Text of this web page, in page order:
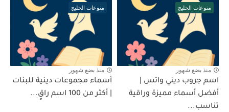
منوعات الخليج
منذ بضع شهور
اسم جروب ديني واتس |
أفضل أسماء مميزة وراقية
تناسب...
منوعات الخليج
منذ بضع شهور
أسماء مجموعات دينية للبنات
| أكثر من 100 اسم راقٍ...